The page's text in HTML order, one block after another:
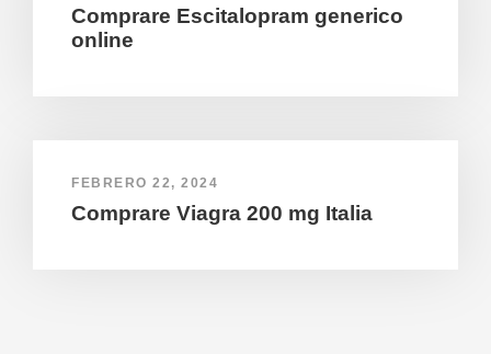
Comprare Escitalopram generico
online
FEBRERO 22, 2024
Comprare Viagra 200 mg Italia